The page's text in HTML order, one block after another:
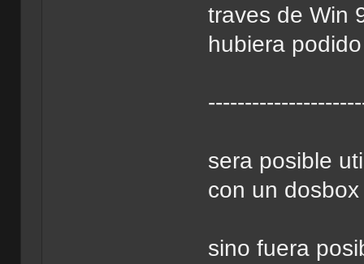
traves de Win
hubiera
sera posible
con un
sino fuera